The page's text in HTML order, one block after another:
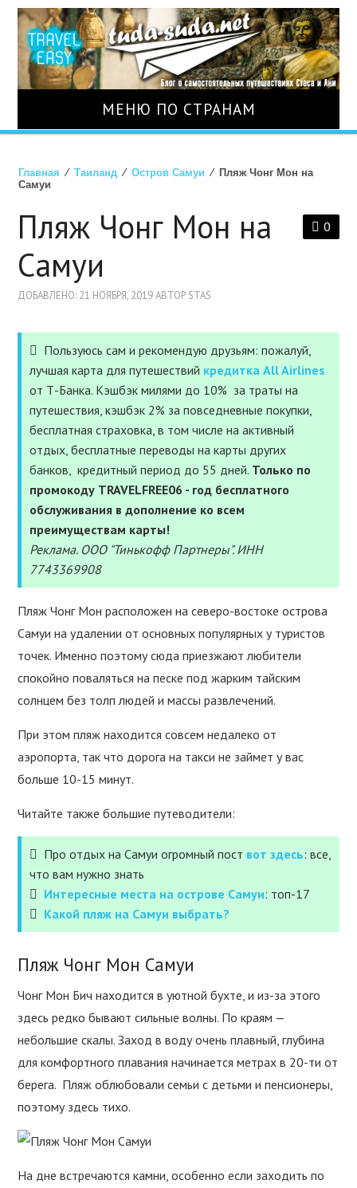
МЕНЮ ПО СТРАНАМ
СТРАНЫ
ТУРЫ
АВИАБИЛЕТЫ
СТРАХОВКА
УСЛУГИ
ПОЛЕЗНОЕ
ПОДДЕРЖАТЬ
Главная ⁄Таиланд ⁄Остров Самуи ⁄ Пляж Чонг Мон на
Самуи
0
Пляж Чонг Мон на
Самуи
ДОБАВЛЕНО: 21 НОЯБРЯ, 2019 АВТОР STAS
Пользуюсь сам и рекомендую друзьям: пожалуй,
лучшая карта для путешествий кредитка All Airlines
от Т-Банка. Кэшбэк милями до 10% за траты на
путешествия, кэшбэк 2% за повседневные покупки,
бесплатная страховка, в том числе на активный
отдых, бесплатные переводы на карты других
банков, кредитный период до 55 дней. Только по
промокоду TRAVELFREE06 - год бесплатного
обслуживания в дополнение ко всем
преимуществам карты!
Реклама. ООО "Тинькофф Партнеры". ИНН
7743369908
Пляж Чонг Мон расположен на северо-востоке острова
Самуи на удалении от основных популярных у туристов
точек. Именно поэтому сюда приезжают любители
спокойно поваляться на песке под жарким тайским
солнцем без толп людей и массы развлечений.
При этом пляж находится совсем недалеко от
аэропорта, так что дорога на такси не займет у вас
больше 10-15 минут.
Читайте также большие путеводители:
Про отдых на Самуи огромный пост вот здесь: все,
что вам нужно знать
Интересные места на острове Самуи: топ-17
Какой пляж на Самуи выбрать?
Пляж Чонг Мон Самуи
Чонг Мон Бич находится в уютной бухте, и из-за этого
здесь редко бывают сильные волны. По краям —
небольшие скалы. Заход в воду очень плавный, глубина
для комфортного плавания начинается метрах в 20-ти от
берега. Пляж облюбовали семьи с детьми и пенсионеры,
поэтому здесь тихо.
На дне встречаются камни, особенно если заходить по